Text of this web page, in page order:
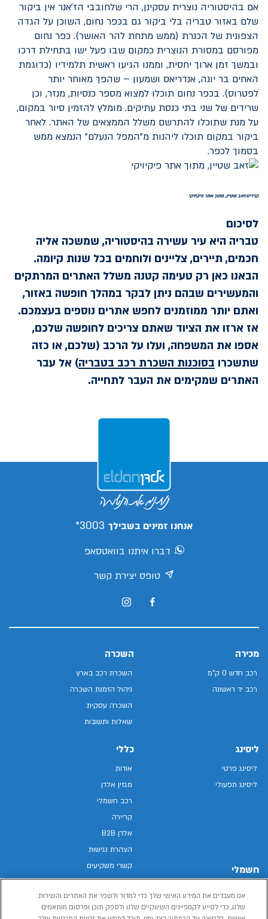
אם בהיסטוריה נוצרית עסקינן, הרי שלחובבי הז'אנר אין ביקור
שלם באזור טבריה בלי ביקור גם בכפר נחום, השוכן על הגדה
הצפונית של הכנרת (ממש מתחת להר האושר). כפר נחום
מפורסם במסורת הנוצרית כמקום שבו פעל ישו בתחילת דרכו
ובמשך זמן ארוך יחסית, וממנו הגיעו ראשית תלמידיו (כדוגמת
האחים בר יונה, אנדריאס ושמעון – שהפך מאוחר יותר
לפטרוס). בכפר נחום תוכלו למצוא מספר כנסיות, מנזר, וכן
שרידים של שני בתי כנסת עתיקים. מומלץ להזמין סיור במקום,
על מנת שתוכלו להתרשם משלל הממצאים של האתר. לאחר
ביקור במקום תוכלו ליהנות מ"המפל הנעלם" הנמצא ממש
בסמוך לכפר.
קרדיט:זאב שטיין, מתוך אתר פיקיויקי
לסיכום
טבריה היא עיר עשירה בהיסטוריה, שמשכה אליה
חכמים, תיירים, צליינים ולוחמים בכל שנות קיומה.
הבאנו כאן רק טעימה קטנה משלל האתרים המרתקים
והמעשירים שבהם ניתן לבקר במהלך חופשה באזור,
ואתם יותר ממוזמנים לחפש אתרים נוספים בעצמכם.
אז ארזו את הציוד שאתם צריכים לחופשה שלכם,
אספו את המשפחה, ועלו על הרכב (שלכם, או כזה
שתשכרו בסוכנות השכרת רכב בטבריה) אל עבר
האתרים שמקימים את העבר לתחייה.
אנחנו זמינים בשבילך 3003*
דברו איתנו בוואטסאפ
טופס יצירת קשר
מכירה
רכב חדש 0 ק"מ
רכב יד ראשונה
השכרה
השכרת רכב בארץ
ניהול הזמנת השכרה
השכרה עסקית
שאלות ותשובות
ליסינג
ליסינג פרטי
ליסינג תפעולי
חשמלי
רכב חשמלי
כללי
אודות
מגזין אלדן
רכב חשמלי
קריירה
אלדן B2B
הצהרת נגישות
קשרי משקיעים
מפת האתר
מדיניות פרטיות
תנאי שימוש
אנו מעבדים את המידע האישי שלך כדי למדוד ולשפר את האתרים והשירות
שלנו, כדי לסייע לקמפיינים השיווקיים שלנו ולספק תוכן ופרסום מותאמים